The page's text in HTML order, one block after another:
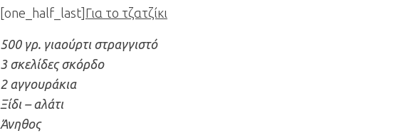
[one_half_last] Για το τζατζίκι
500 γρ. γιαούρτι στραγγιστό
3 σκελίδες σκόρδο
2 αγγουράκια
Ξίδι – αλάτι
Άνηθος